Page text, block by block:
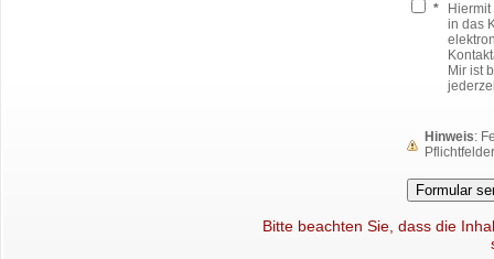
*
in das
Mir ist
Hinweis
:
Bitte beachten Sie, dass die